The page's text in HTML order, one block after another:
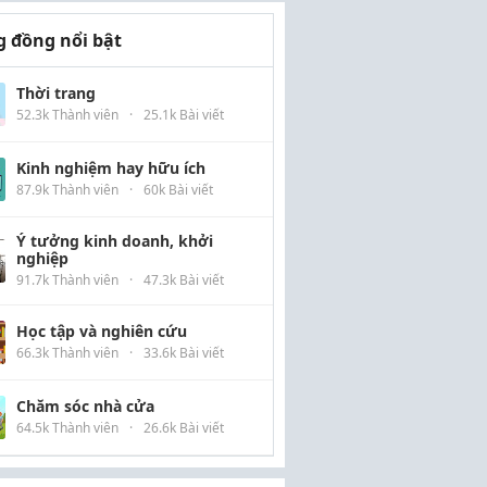
đồng nổi bật
Thời trang
52.3k Thành viên · 25.1k Bài viết
Kinh nghiệm hay hữu ích
87.9k Thành viên · 60k Bài viết
Ý tưởng kinh doanh, khởi
nghiệp
91.7k Thành viên · 47.3k Bài viết
Học tập và nghiên cứu
66.3k Thành viên · 33.6k Bài viết
Chăm sóc nhà cửa
64.5k Thành viên · 26.6k Bài viết